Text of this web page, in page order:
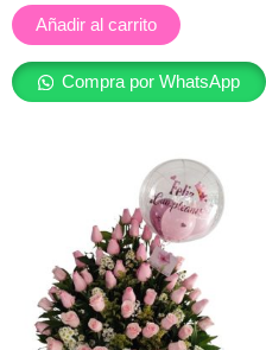
Añadir al carrito
Compra por WhatsApp